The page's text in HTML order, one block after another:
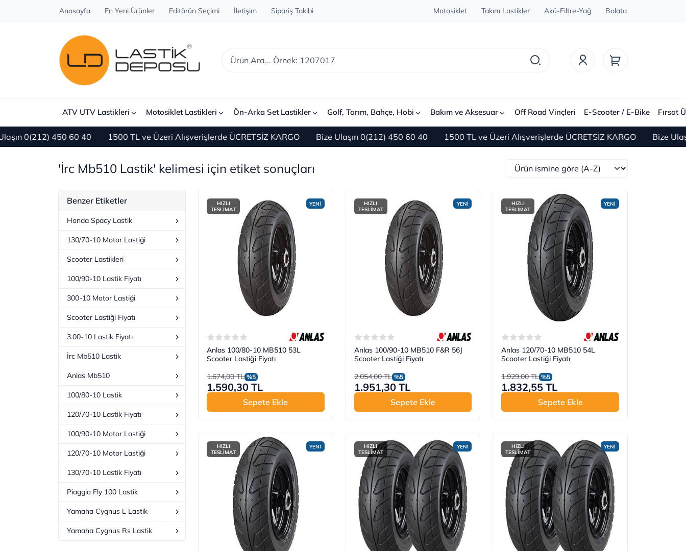
Anasayfa En Yeni Ürünler Editörün Seçimi İletişim Sipariş Takibi Motosiklet Takım Lastikler Akü-Filtre-Yağ Balata
ATV UTV Lastikleri Motosiklet Lastikleri Ön-Arka Set Lastikler Golf, Tarım, Bahçe, Hobi Bakım ve Aksesuar Off Road Vinçleri E-Scooter / E-Bike Fırsat
0(212) 450 60 40 1500 TL ve Üzeri Alışverişlerde ÜCRETSİZ KARGO Bize Ulaşın 0(212) 450 60 40 1500 TL ve Üzeri Alışverişlerde ÜCRETSİZ KARGO Bize Ulaşın
'İrc Mb510 Lastik' kelimesi için etiket sonuçları
Benzer Etiketler
Honda Spacy Lastik
130/70-10 Motor Lastiği
Scooter Lastikleri
100/90-10 Lastik Fiyatı
300-10 Motor Lastiği
Scooter Lastiği Fiyatı
3.00-10 Lastik Fiyatı
İrc Mb510 Lastik
Anlas Mb510
100/80-10 Lastik
120/70-10 Lastik Fiyatı
100/90-10 Motor Lastiği
120/70-10 Motor Lastiği
130/70-10 Lastik Fiyatı
Piaggio Fly 100 Lastik
Yamaha Cygnus L Lastik
Yamaha Cygnus Rs Lastik
YENİ
HIZLI
TESLİMAT
Anlas 100/80-10 MB510 53L
Scooter Lastiği Fiyatı
1.674,00 TL %5
1.590,30 TL
Sepete Ekle
YENİ
HIZLI
TESLİMAT
Anlas 100/90-10 MB510 F&R 56J
Scooter Lastiği Fiyatı
2.054,00 TL %5
1.951,30 TL
Sepete Ekle
YENİ
HIZLI
TESLİMAT
Anlas 120/70-10 MB510 54L
Scooter Lastiği Fiyatı
1.929,00 TL %5
1.832,55 TL
Sepete Ekle
YENİ
HIZLI
TESLİMAT
YENİ
HIZLI
TESLİMAT
YENİ
HIZLI
TESLİMAT